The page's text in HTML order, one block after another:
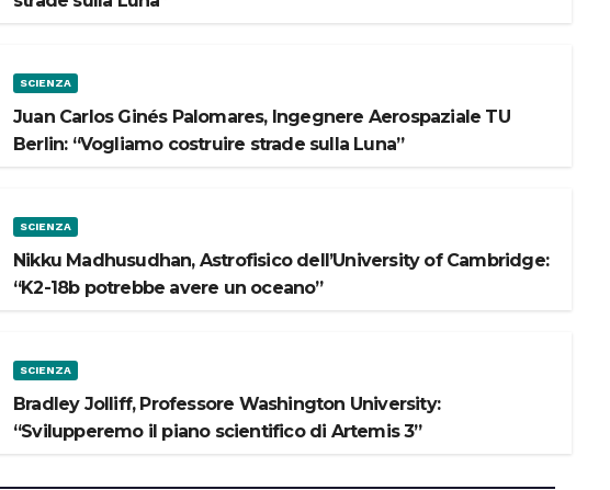
SCIENZA
Juan Carlos Ginés Palomares, Ingegnere Aerospaziale TU
Berlin: “Vogliamo costruire strade sulla Luna”
SCIENZA
Nikku Madhusudhan, Astrofisico dell’University of Cambridge:
“K2-18b potrebbe avere un oceano”
SCIENZA
Bradley Jolliff, Professore Washington University:
“Svilupperemo il piano scientifico di Artemis 3”